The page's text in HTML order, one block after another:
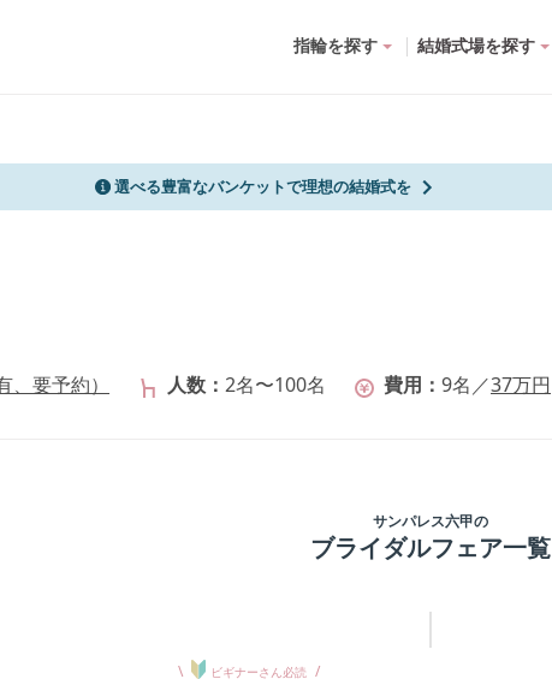
指輪を探す 結婚式場を探す
選べる豊富なバンケットで理想の結婚式を
要予約） 人数 2名〜100名 費用 9名 ／37万円
サンパレス六甲の
ブライダルフェア一覧
\ ビギナーさん必読 /